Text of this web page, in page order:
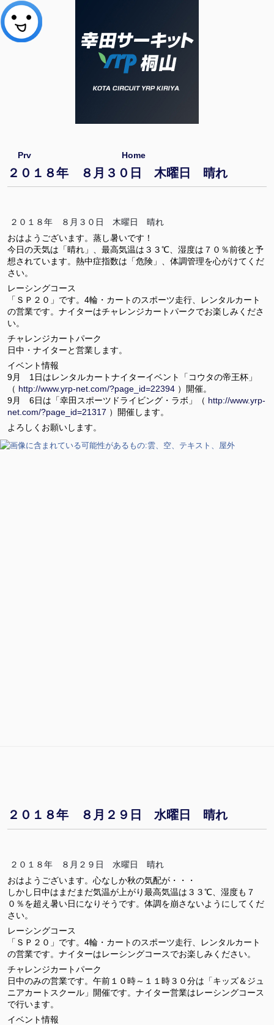
Prv Home
２０１８年 ８月３０日 木曜日 晴れ
２０１８年 ８月３０日 木曜日 晴れ
おはようございます。蒸し暑いです！
今日の天気は「晴れ」、最高気温は３３℃、湿度は７０％前後と予
想されています。熱中症指数は「危険」、体調管理を心がけてくだ
さい。
レーシングコース
「ＳＰ２０」です。4輪・カートのスポーツ走行、レンタルカート
の営業です。ナイターはチャレンジカートパークでお楽しみくださ
い。
チャレンジカートパーク
日中・ナイターと営業します。
イベント情報
9月 1日はレンタルカートナイターイベント「コウタの帝王杯」
（ http://www.yrp-net.com/?page_id=22394 ）開催。
9月 6日は「幸田スポーツドライビング・ラボ」（ http://www.yrp-
net.com/?page_id=21317 ）開催します。
よろしくお願いします。
２０１８年 ８月２９日 水曜日 晴れ
２０１８年 ８月２９日 水曜日 晴れ
おはようございます。心なしか秋の気配が・・・
しかし日中はまだまだ気温が上がり最高気温は３３℃、湿度も７
０％を超え暑い日になりそうです。体調を崩さないようにしてくだ
さい。
レーシングコース
「ＳＰ２０」です。4輪・カートのスポーツ走行、レンタルカート
の営業です。ナイターはレーシングコースでお楽しみください。
チャレンジカートパーク
日中のみの営業です。午前１０時～１１時３０分は「キッズ＆ジュ
ニアカートスクール」開催です。ナイター営業はレーシングコース
で行います。
イベント情報